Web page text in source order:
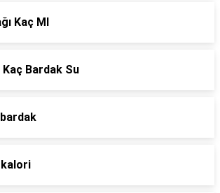
Kaç Ml
Bardak Su